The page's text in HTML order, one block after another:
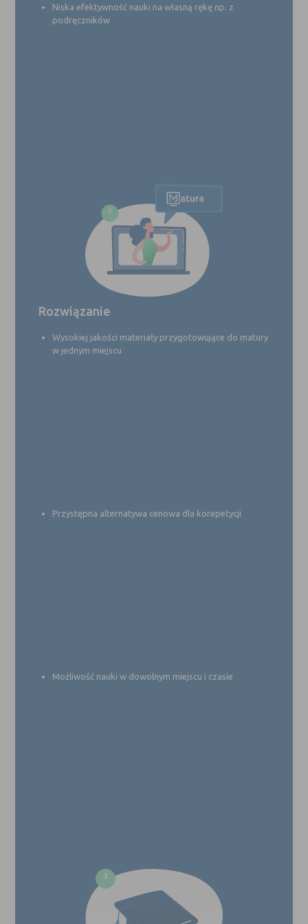
Niska efektywność nauki na własną rękę np. z
podręczników
Rozwiązanie
Wysokiej jakości materiały przygotowujące do matury
w jednym miejscu
Przystępna alternatywa cenowa dla korepetycji
Możliwość nauki w dowolnym miejscu i czasie